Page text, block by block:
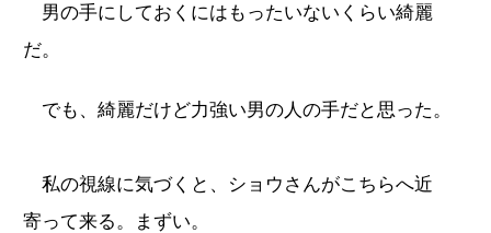
男の手にしておくにはもったいないくらい綺麗
だ。
でも、綺麗だけど力強い男の人の手だと思った。
私の視線に気づくと、ショウさんがこちらへ近
寄って来る。まずい。